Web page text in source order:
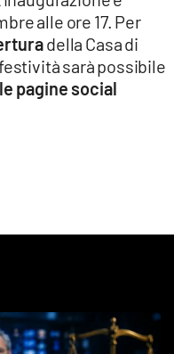
alle ore 17. Per
della Casa di
sarà possibile
pagine social